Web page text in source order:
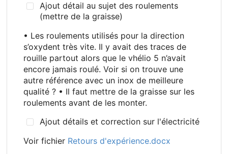
Ajout détail au sujet des roulements
(mettre de la graisse)
• Les roulements utilisés pour la direction
s’oxydent très vite. Il y avait des traces de
rouille partout alors que le vhélio 5 n’avait
encore jamais roulé. Voir si on trouve une
autre référence avec un inox de meilleure
qualité ? • Il faut mettre de la graisse sur les
roulements avant de les monter.
Ajout détails et correction sur l'électricité
Voir fichier Retours d'expérience.docx